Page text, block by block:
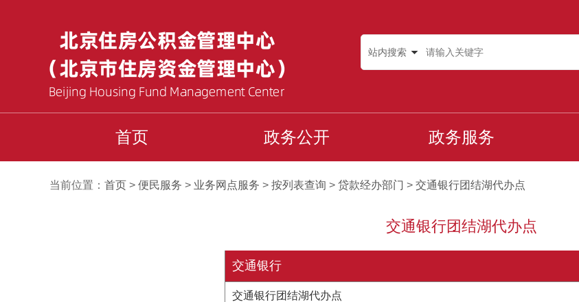
站内搜索
首页 政务公开 政务服务
当前位置： 首页 > 便民服务 > 业务网点服务 > 按列表查询 > 贷款经办部门 > 交通银行团结湖代办点
交通银行团结湖代办点
交通银行
交通银行团结湖代办点